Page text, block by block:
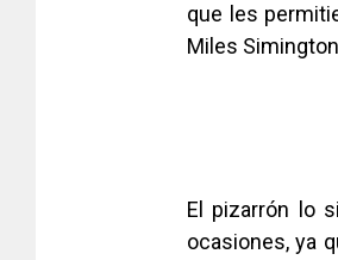
que les
Miles
El pizarrón lo
ocasiones, ya